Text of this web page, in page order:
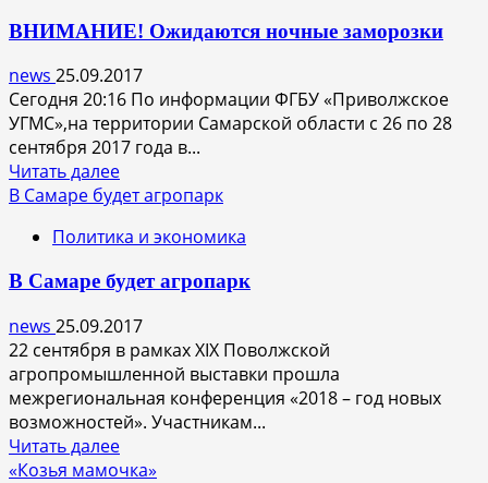
ВНИМАНИЕ! Ожидаются ночные заморозки
news 25.09.2017
Сегодня 20:16 По информации ФГБУ «Приволжское
УГМС»,на территории Самарской области с 26 по 28
сентября 2017 года в...
Читать далееПрочитать
больше
ВНИМАНИЕ!
ночные
заморозки
В Самаре будет агропарк
Политика и экономика
В Самаре будет агропарк
news 25.09.2017
22 сентября в рамках XIX Поволжской
агропромышленной выставки прошла
межрегиональная конференция «2018 – год новых
возможностей». Участникам...
Читать далееПрочитать
больше
«Козья мамочка»